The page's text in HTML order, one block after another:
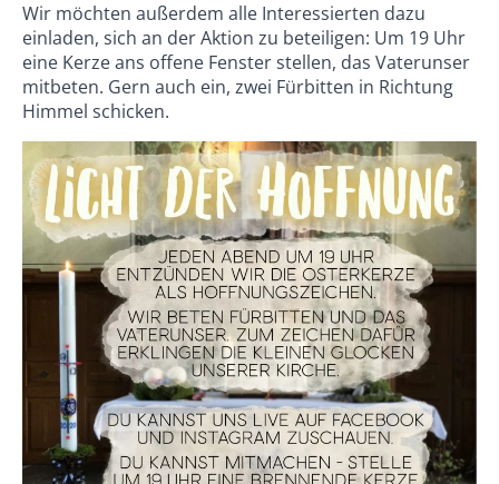
Wir möchten außerdem alle Interessierten dazu
einladen, sich an der Aktion zu beteiligen: Um 19 Uhr
eine Kerze ans offene Fenster stellen, das Vaterunser
mitbeten. Gern auch ein, zwei Fürbitten in Richtung
Himmel schicken.